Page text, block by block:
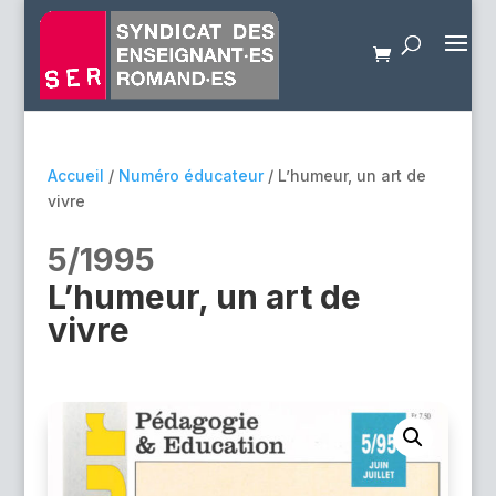
Accueil / Numéro éducateur/ L’humeur, un art de
vivre
5/1995
L’humeur, un art de
vivre